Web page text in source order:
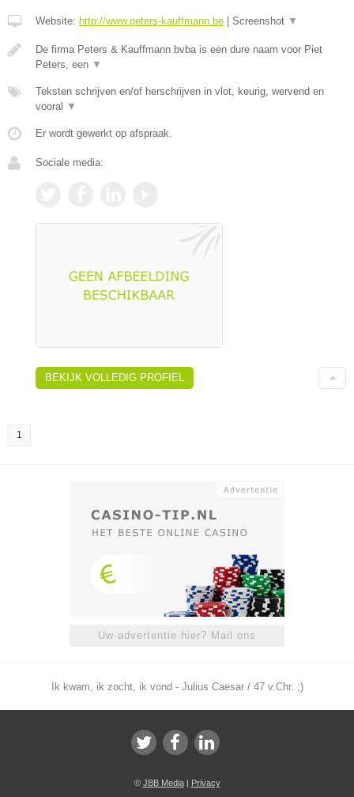
Website: http://www.peters-kauffmann.be | Screenshot ▼
De firma Peters & Kauffmann bvba is een dure naam voor Piet
Peters, een ▼
Teksten schrijven en/of herschrijven in vlot, keurig, wervend en
vooral ▼
Er wordt gewerkt op afspraak.
Sociale media:
BEKIJK VOLLEDIG PROFIEL
1
Uw advertentie hier? Mail ons
Ik kwam, ik zocht, ik vond - Julius Caesar / 47 v.Chr. ;)
© JBB Media| Privacy